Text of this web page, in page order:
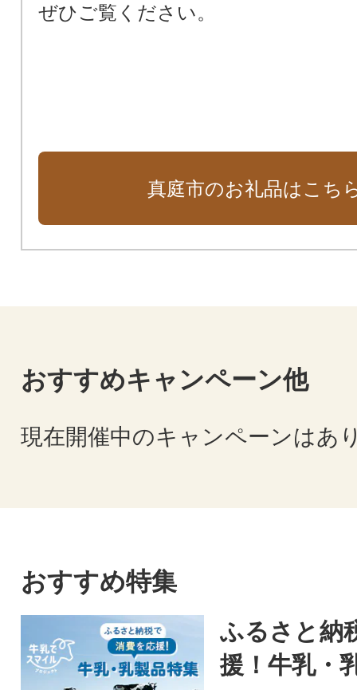
ぜひご覧ください。
真庭市のお礼品はこち
おすすめキャンペーン他
現在開催中のキャンペーンはあ
おすすめ特集
ふるさと納
援！牛乳・